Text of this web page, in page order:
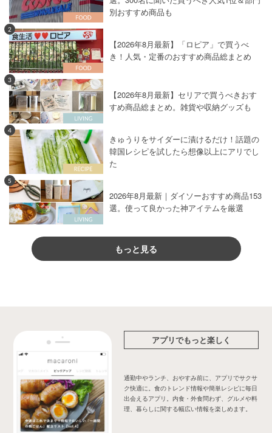
別おすすめ商品も
2
【2026年8月最新】「ロピア」で買うべ
き！人気・定番のおすすめ商品総まとめ
3
【2026年8月最新】セリアで買うべきおす
すめ商品総まとめ。雑貨や収納グッズも
4
きゅうりをサイダーに漬けるだけ！話題の
韓国レシピを試したら想像以上にアリでし
た
5
2026年8月最新｜ダイソーおすすめ商品153
選。使って良かった神アイテムを厳選
もっと見る
アプリでもっと楽しく
通勤中やランチ、おやすみ前に、アプリでサクサ
ク快適に。食のトレンド情報や簡単レシピに毎日
出会えるアプリ。内食・外食問わず、グルメや料
理、暮らしに関する幅広い情報を楽しめます。